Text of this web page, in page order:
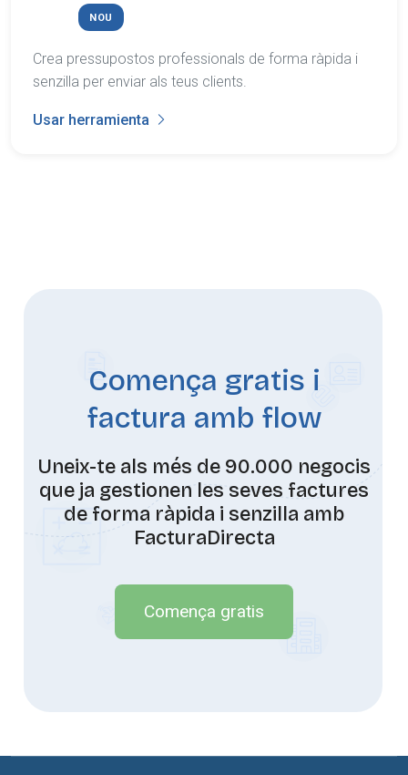
NOU
Crea pressupostos professionals de forma ràpida i
senzilla per enviar als teus clients.
Usar herramienta
Comença gratis i
factura amb flow
Uneix-te als més de 90.000 negocis
que ja gestionen les seves factures
de forma ràpida i senzilla amb
FacturaDirecta
Comença gratis